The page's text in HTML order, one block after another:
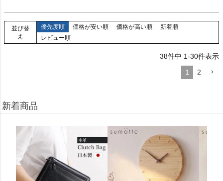
並び替
え
優先度順 価格が安い順 価格が高い順
新着順
レビュー順
38件中 1-30件表示
1
2
新着商品